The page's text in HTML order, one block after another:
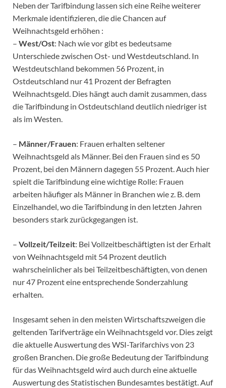
Neben der Tarifbindung lassen sich eine Reihe weiterer
Merkmale identifizieren, die die Chancen auf
Weihnachtsgeld erhöhen :
– West/Ost: Nach wie vor gibt es bedeutsame
Unterschiede zwischen Ost- und Westdeutschland. In
Westdeutschland bekommen 56 Prozent, in
Ostdeutschland nur 41 Prozent der Befragten
Weihnachtsgeld. Dies hängt auch damit zusammen, dass
die Tarifbindung in Ostdeutschland deutlich niedriger ist
als im Westen.
– Männer/Frauen: Frauen erhalten seltener
Weihnachtsgeld als Männer. Bei den Frauen sind es 50
Prozent, bei den Männern dagegen 55 Prozent. Auch hier
spielt die Tarifbindung eine wichtige Rolle: Frauen
arbeiten häufiger als Männer in Branchen wie z. B. dem
Einzelhandel, wo die Tarifbindung in den letzten Jahren
besonders stark zurückgegangen ist.
– Vollzeit/Teilzeit: Bei Vollzeitbeschäftigten ist der Erhalt
von Weihnachtsgeld mit 54 Prozent deutlich
wahrscheinlicher als bei Teilzeitbeschäftigten, von denen
nur 47 Prozent eine entsprechende Sonderzahlung
erhalten.
Insgesamt sehen in den meisten Wirtschaftszweigen die
geltenden Tarifverträge ein Weihnachtsgeld vor. Dies zeigt
die aktuelle Auswertung des WSI-Tarifarchivs von 23
großen Branchen. Die große Bedeutung der Tarifbindung
für das Weihnachtsgeld wird auch durch eine aktuelle
Auswertung des Statistischen Bundesamtes bestätigt. Auf